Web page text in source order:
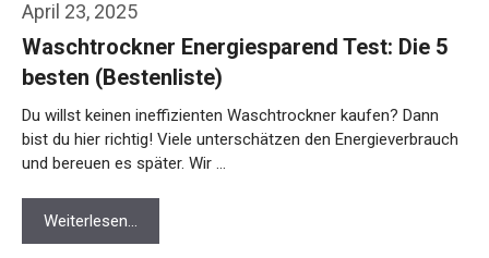
April 23, 2025
Waschtrockner Energiesparend Test: Die 5
besten (Bestenliste)
Du willst keinen ineffizienten Waschtrockner kaufen? Dann
bist du hier richtig! Viele unterschätzen den Energieverbrauch
und bereuen es später. Wir …
Weiterlesen…